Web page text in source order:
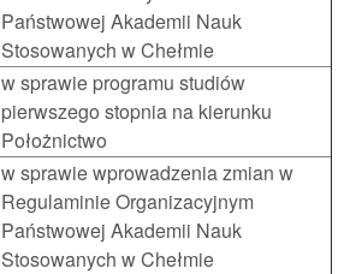
Państwowej Akademii Nauk
Stosowanych w Chełmie
w sprawie programu studiów
pierwszego stopnia na kierunku
Położnictwo
w sprawie wprowadzenia zmian w
Regulaminie Organizacyjnym
Państwowej Akademii Nauk
Stosowanych w Chełmie